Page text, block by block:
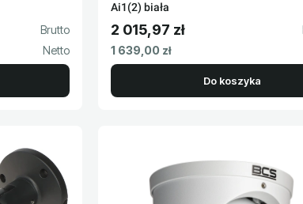
Ai1(2) biała
Cena brutto
2 015,97 zł
Cena netto
1 639,00 zł
Do koszyka